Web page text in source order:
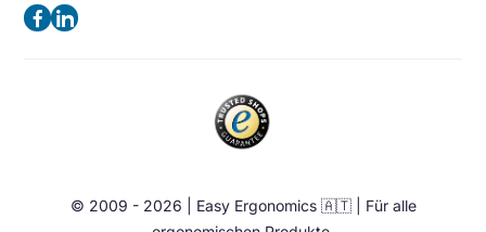
Datenschutzerklärung
Ergonomische Bürostuhl
Übrige
(Keine Besuchsadresse)
info@easy-ergonomics.at
© 2009 - 2026 | Easy Ergonomics 🇦🇹 | Für alle